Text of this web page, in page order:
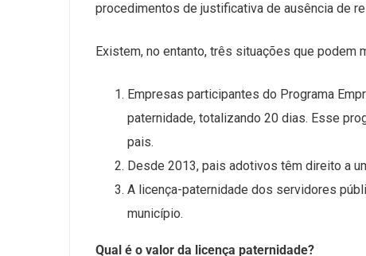
procedimentos de justificativa de ausência de
Existem, no entanto, três situações que podem
Empresas participantes do Programa
paternidade, totalizando 20 dias. Esse
pais.
Desde 2013, pais adotivos têm direito a
A licença-paternidade dos servidores
município.
Qual é o valor da licença paternidade?